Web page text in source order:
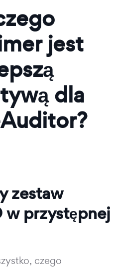
jest
dla
zestaw
w przystępnej
czego